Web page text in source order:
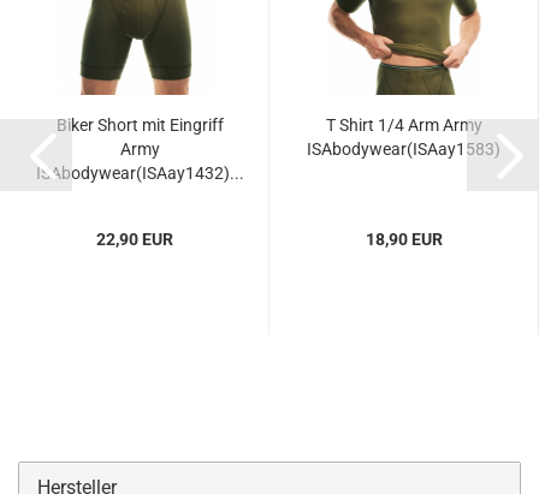
Biker Short mit Eingriff
Army
ISAbodywear(ISAay1432)...
22,90 EUR
T Shirt 1/4 Arm Army
ISAbodywear(ISAay1583)
18,90 EUR
Hersteller